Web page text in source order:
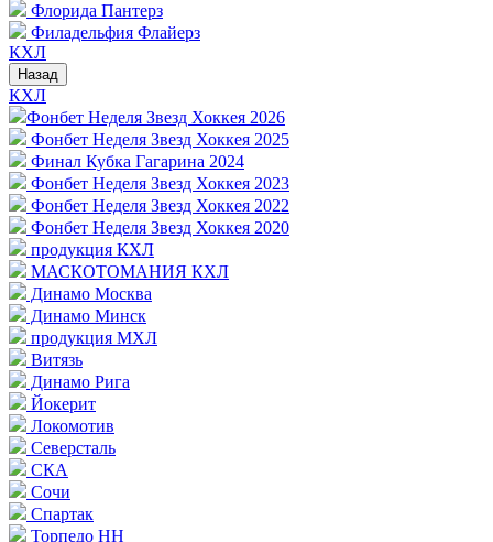
Флорида Пантерз
Филадельфия Флайерз
КХЛ
Назад
КХЛ
Фонбет Неделя Звезд Хоккея 2026
Фонбет Неделя Звезд Хоккея 2025
Финал Кубка Гагарина 2024
Фонбет Неделя Звезд Хоккея 2023
Фонбет Неделя Звезд Хоккея 2022
Фонбет Неделя Звезд Хоккея 2020
продукция КХЛ
МАСКОТОМАНИЯ КХЛ
Динамо Москва
Динамо Минск
продукция МХЛ
Витязь
Динамо Рига
Йокерит
Локомотив
Северсталь
СКА
Сочи
Спартак
Торпедо НН